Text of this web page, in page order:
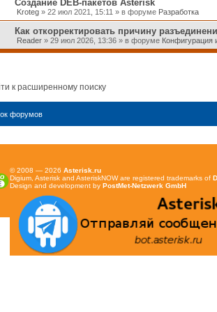
Создание DEB-пакетов Asterisk
Kroteg» 22 июл 2021, 15:11» в форуме Разработка
Как откорректировать причину
Reader» 29 июл 2026, 13:36» в форуме Конфигурация
к расширенному поиску
форумов
© 2008 — 2026 Asterisk.ru
Digium, Asterisk and AsteriskNOW are registered trademarks of
Design and development by PostMet-Netzwerk GmbH